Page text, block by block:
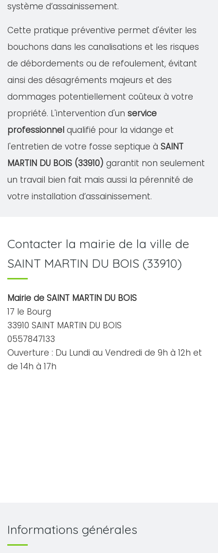
système d’assainissement.
Cette pratique préventive permet d'éviter les
bouchons dans les canalisations et les risques
de débordements ou de refoulement, évitant
ainsi des désagréments majeurs et des
dommages potentiellement coûteux à votre
propriété. L'intervention d'un service
professionnel qualifié pour la vidange et
l'entretien de votre fosse septique à SAINT
MARTIN DU BOIS (33910) garantit non seulement
un travail bien fait mais aussi la pérennité de
votre installation d’assainissement.
Contacter la mairie de la ville de
SAINT MARTIN DU BOIS (33910)
Mairie de SAINT MARTIN DU BOIS
17 le Bourg
33910 SAINT MARTIN DU BOIS
0557847133
Ouverture : Du Lundi au Vendredi de 9h à 12h et
de 14h à 17h
Informations générales